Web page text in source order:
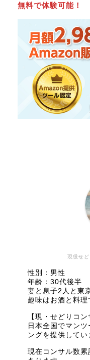
無料で体験可能！
現役せ
性別：男性
年齢：30代後半
妻と息子2人と東
趣味はお酒と料理
【現・せどりコン
日本全国でマン
ングを提供してい
現在コンサル数